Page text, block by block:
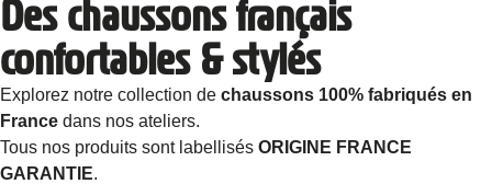
Des chaussons français
confortables & stylés
Explorez notre collection de chaussons 100% fabriqués en
France dans nos ateliers.
Tous nos produits sont labellisés ORIGINE FRANCE
GARANTIE.